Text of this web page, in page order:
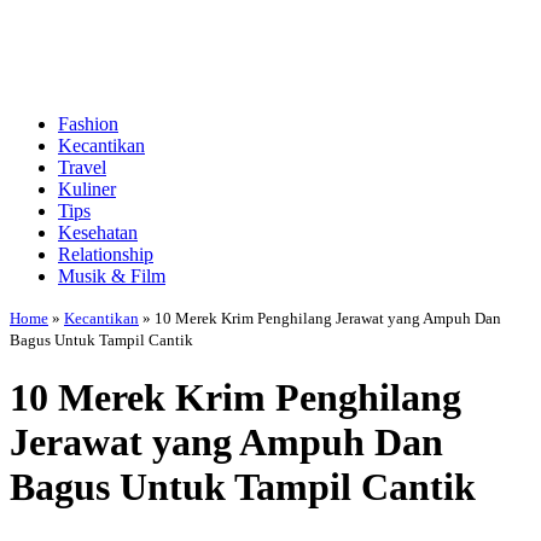
Fashion
Kecantikan
Travel
Kuliner
Tips
Kesehatan
Relationship
Musik & Film
Home » Kecantikan » 10 Merek Krim Penghilang Jerawat yang Ampuh Dan
Bagus Untuk Tampil Cantik
10 Merek Krim Penghilang
Jerawat yang Ampuh Dan
Bagus Untuk Tampil Cantik